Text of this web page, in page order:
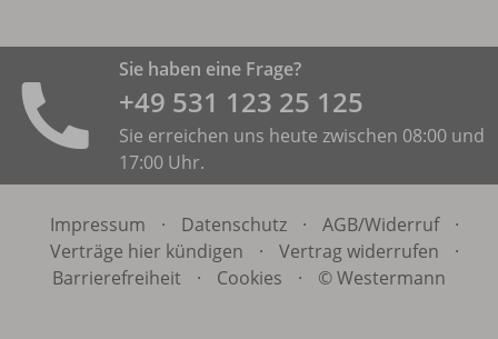
Sie haben eine Frage?
+49 531 ­123 25 125
Sie erreichen uns heute zwischen 08:00 und
17:00 Uhr.
Impressum · Datenschutz · AGB/Widerruf
·
Verträge hier kündigen
· Vertrag widerrufen
·
Barrierefreiheit
· Cookies · © Westermann